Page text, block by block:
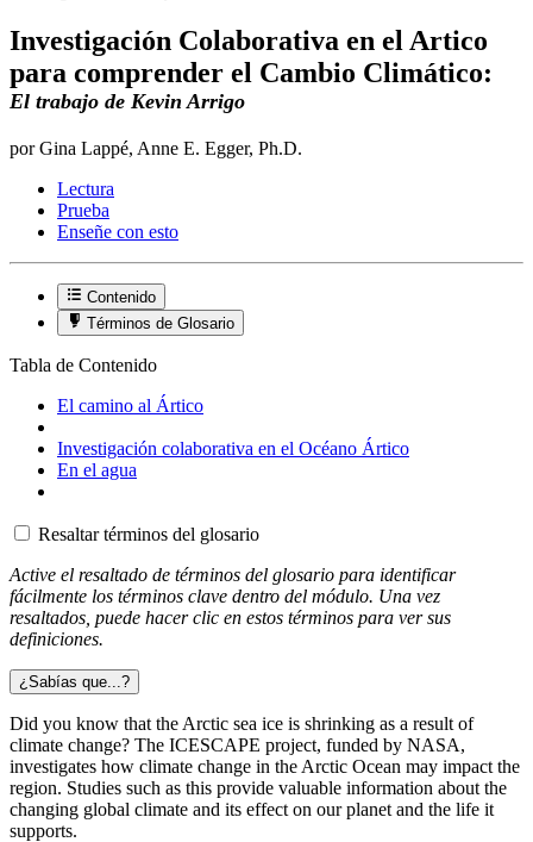
Investigación Colaborativa en el Artico
para comprender el Cambio Climático:
El trabajo de Kevin Arrigo
por Gina Lappé, Anne E. Egger, Ph.D.
Lectura
Prueba
Enseñe con esto
Contenido
Términos de Glosario
Tabla de Contenido
El camino al Ártico
Investigación colaborativa en el Océano Ártico
En el agua
Resaltar términos del glosario
Active el resaltado de términos del glosario para identificar
fácilmente los términos clave dentro del módulo. Una vez
resaltados, puede hacer clic en estos términos para ver sus
definiciones.
¿Sabías que...?
Did you know that the Arctic sea ice is shrinking as a result of
climate change? The ICESCAPE project, funded by NASA,
investigates how climate change in the Arctic Ocean may impact the
region. Studies such as this provide valuable information about the
changing global climate and its effect on our planet and the life it
supports.